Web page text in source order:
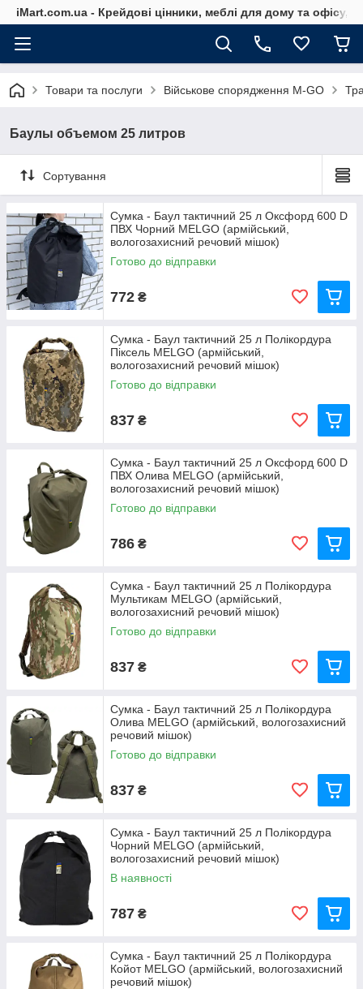
iMart.com.ua - Крейдові цінники, меблі для дому та офісу,
Товари та послуги Військове спорядження M-GO
Баулы объемом 25 литров
Сортування
Сумка - Баул тактичний 25 л Оксфорд 600 D
ПВХ Чорний MELGO (армійський,
вологозахисний речовий мішок)
Готово до відправки
772 ₴
Сумка - Баул тактичний 25 л Полікордура
Піксель MELGO (армійський,
вологозахисний речовий мішок)
Готово до відправки
837 ₴
Сумка - Баул тактичний 25 л Оксфорд 600 D
ПВХ Олива MELGO (армійський,
вологозахисний речовий мішок)
Готово до відправки
786 ₴
Сумка - Баул тактичний 25 л Полікордура
Мультикам MELGO (армійський,
вологозахисний речовий мішок)
Готово до відправки
837 ₴
Сумка - Баул тактичний 25 л Полікордура
Олива MELGO (армійський, вологозахисний
речовий мішок)
Готово до відправки
837 ₴
Сумка - Баул тактичний 25 л Полікордура
Чорний MELGO (армійський,
вологозахисний речовий мішок)
В наявності
787 ₴
Сумка - Баул тактичний 25 л Полікордура
Койот MELGO (армійський, вологозахисний
речовий мішок)